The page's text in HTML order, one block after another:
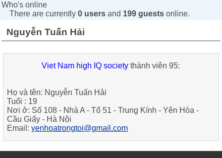
Who's online
There are currently 0 usersand 199 guestsonline.
Nguyễn Tuấn Hải
Viet Nam high IQ society thành viên 95:
Họ và tên: Nguyễn Tuấn Hải
Tuổi : 19
Nơi ở: Số 108 - Nhà A - Tổ 51 - Trung Kính - Yên Hòa -
Cầu Giấy - Hà Nội
Email: yenhoatrongtoi@gmail.com